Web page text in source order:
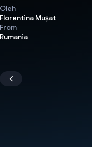
Oleh
Florentina Mușat
From
Rumania